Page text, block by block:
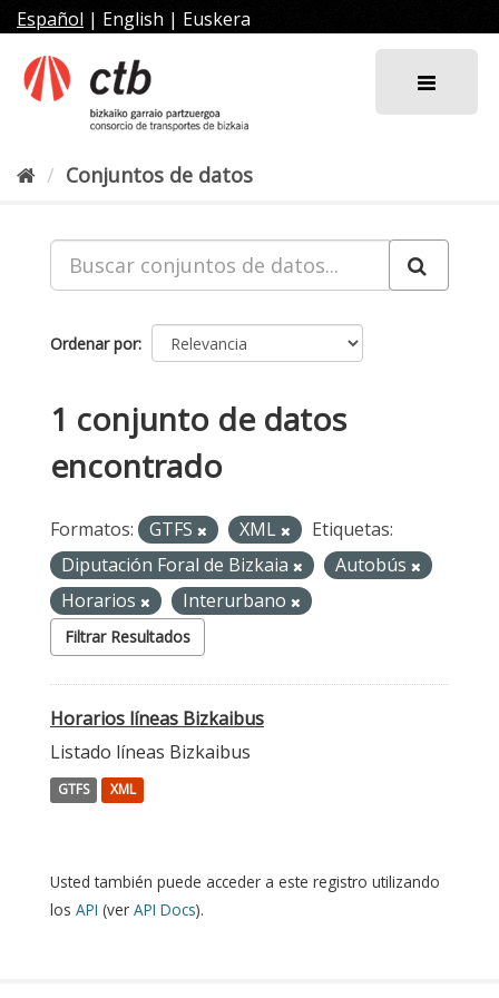
al
contenido
Español | English | Euskera
Conjuntos de datos
Ordenar por
1 conjunto de datos
encontrado
Formatos: GTFS XML
Etiquetas:
Diputación Foral de Bizkaia
Autobús
Horarios
Interurbano
Filtrar Resultados
Horarios líneas Bizkaibus
Listado líneas Bizkaibus
GTFS XML
Usted también puede acceder a este registro utilizando
los API (ver API Docs).